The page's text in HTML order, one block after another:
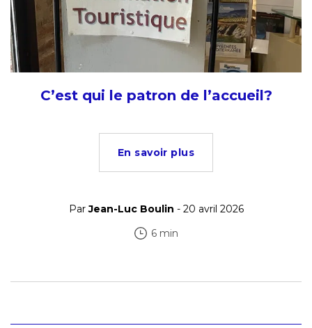
C’est qui le patron de l’accueil?
En savoir plus
ParJean-Luc Boulin - 20 avril 2026
6 min